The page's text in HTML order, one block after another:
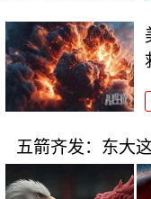
五箭齐发：东大